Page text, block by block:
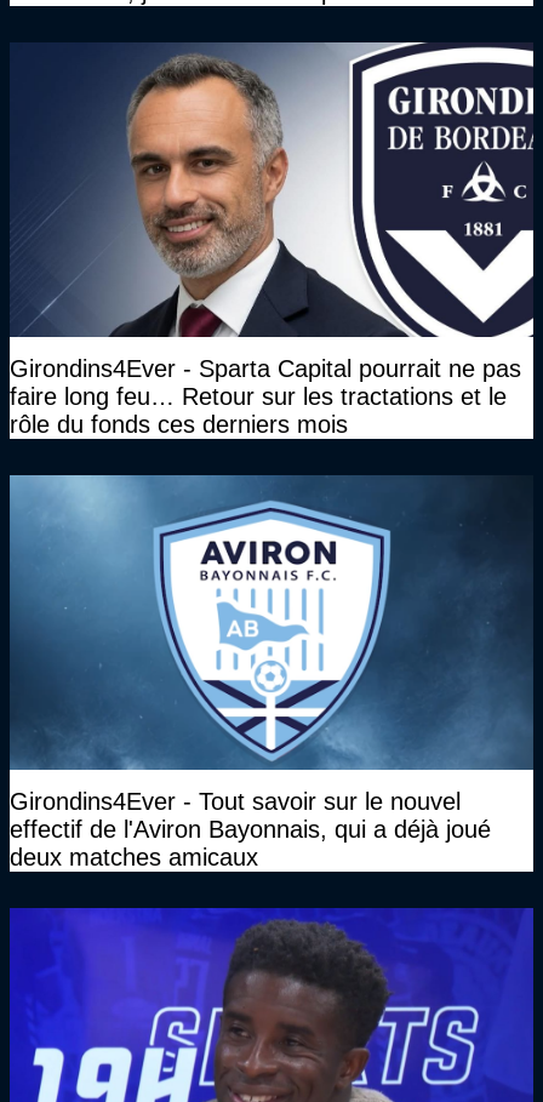
Girondins4Ever - Sparta Capital pourrait ne pas
faire long feu… Retour sur les tractations et le
rôle du fonds ces derniers mois
Girondins4Ever - Tout savoir sur le nouvel
effectif de l'Aviron Bayonnais, qui a déjà joué
deux matches amicaux